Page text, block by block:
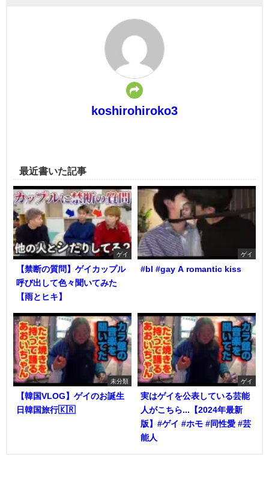
koshirohiroko3
最近書いた記事
ゲイ
【禁断の質問】ゲイカップル
呼び出して色々聞いてみた
【雨とヒキ】
ゲイ
#bl #gay A romantic kiss
未分類
【韓国VLOG】ゲイのお誕生
日韓国旅行🇰🇷
ゲイ
実はゲイを公表している芸能
人がこちら...【2024年最新
版】#ゲイ #ホモ #同性愛 #芸
能人